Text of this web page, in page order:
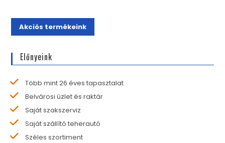
Akciós termékeink
Előnyeink
Több mint 26 éves tapasztalat
Belvárosi üzlet és raktár
Saját szakszerviz
Saját szállító teherautó
Széles szortiment